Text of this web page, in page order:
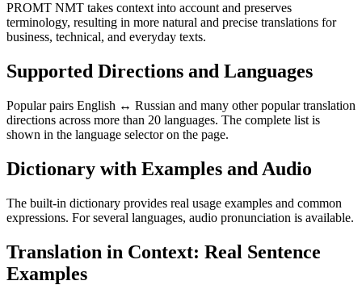
PROMT NMT takes context into account and preserves
terminology, resulting in more natural and precise translations for
business, technical, and everyday texts.
Supported Directions and Languages
Popular pairs English ↔ Russian and many other popular translation
directions across more than 20 languages. The complete list is
shown in the language selector on the page.
Dictionary with Examples and Audio
The built-in dictionary provides real usage examples and common
expressions. For several languages, audio pronunciation is available.
Translation in Context: Real Sentence
Examples